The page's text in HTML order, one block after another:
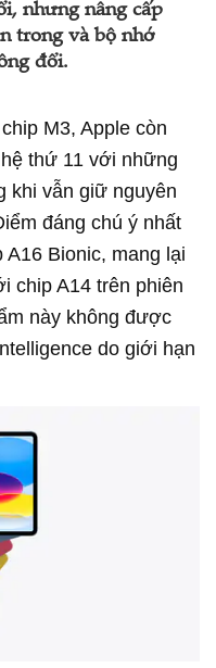
nhưng nâng cấp
trong và bộ nhớ
đổi.
M3, Apple còn
thứ 11 với những
khi vẫn giữ nguyên
đáng chú ý nhất
Bionic, mang lại
chip A14 trên phiên
này không được
do giới hạn